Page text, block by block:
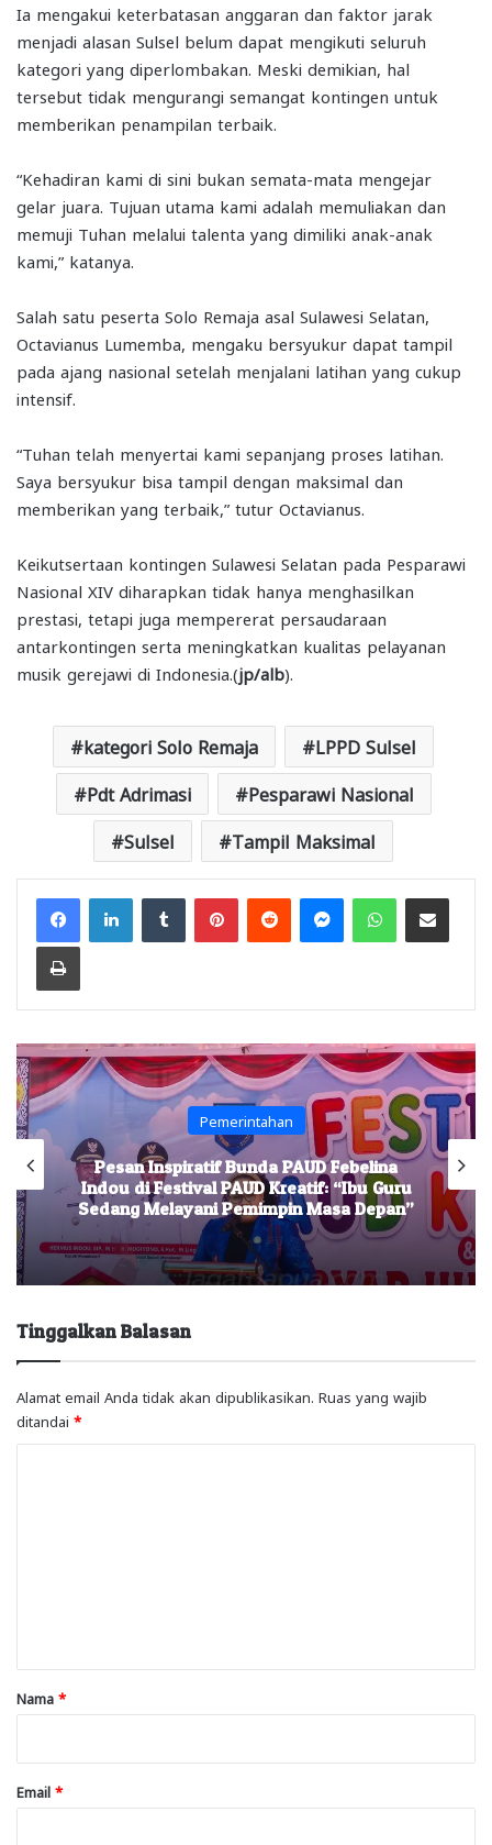
Ia mengakui keterbatasan anggaran dan faktor jarak
menjadi alasan Sulsel belum dapat mengikuti seluruh
kategori yang diperlombakan. Meski demikian, hal
tersebut tidak mengurangi semangat kontingen untuk
memberikan penampilan terbaik.
“Kehadiran kami di sini bukan semata-mata mengejar
gelar juara. Tujuan utama kami adalah memuliakan dan
memuji Tuhan melalui talenta yang dimiliki anak-anak
kami,” katanya.
Salah satu peserta Solo Remaja asal Sulawesi Selatan,
Octavianus Lumemba, mengaku bersyukur dapat tampil
pada ajang nasional setelah menjalani latihan yang cukup
intensif.
“Tuhan telah menyertai kami sepanjang proses latihan.
Saya bersyukur bisa tampil dengan maksimal dan
memberikan yang terbaik,” tutur Octavianus.
Keikutsertaan kontingen Sulawesi Selatan pada Pesparawi
Nasional XIV diharapkan tidak hanya menghasilkan
prestasi, tetapi juga mempererat persaudaraan
antarkontingen serta meningkatkan kualitas pelayanan
musik gerejawi di Indonesia.(jp/alb).
kategori Solo Remaja LPPD Sulsel
Pdt Adrimasi Pesparawi Nasional
Sulsel Tampil Maksimal
FacebookLinkedInTumblr PinterestReddit MessengerWhatsAppShare via Email
Print
Pemerintahan
Pesan Inspiratif Bunda PAUD Febelina
Indou di Festival PAUD Kreatif: “Ibu Guru
Sedang Melayani Pemimpin Masa Depan”
Tinggalkan Balasan
Alamat email Anda tidak akan dipublikasikan. Ruas yang wajib
ditandai *
rNama *
Email *